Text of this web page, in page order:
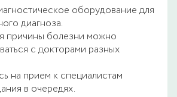
оборудование для
диагноза.
причины болезни можно
с докторами разных
на прием к специалистам
в очередях.